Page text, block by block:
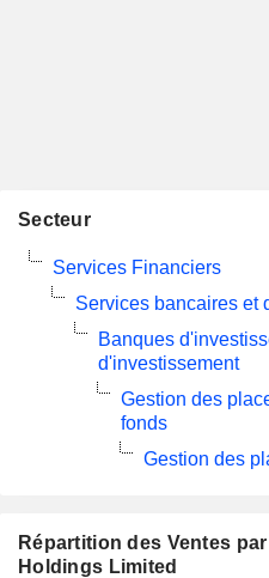
Répartition des Ventes
Holdings Limited
Secteur
Services Financiers
Services bancaires et
Banques
d'investissement
Gestion des
fonds
Gestion des